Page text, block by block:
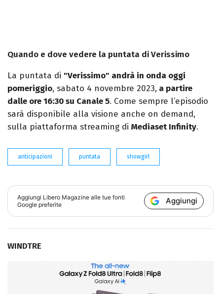
Quando e dove vedere la puntata di Verissimo
La puntata di "Verissimo" andrà in onda oggi
pomeriggio, sabato 4 novembre 2023, a partire
dalle ore 16:30 su Canale 5. Come sempre l’episodio
sarà disponibile alla visione anche on demand,
sulla piattaforma streaming di Mediaset Infinity.
anticipazioni puntata showgirl
Aggiungi Libero Magazine alle tue fonti
Google preferite
Aggiungi
WINDTRE